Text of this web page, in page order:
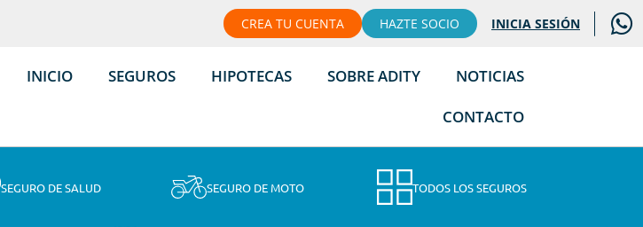
CREA TU CUENTA HAZTE SOCIO INICIA SESIÓN
INICIO SEGUROS HIPOTECAS SOBRE ADITY
NOTICIAS
CONTACTO
SEGURO DE SALUD SEGURO DE MOTO TODOS LOS SEGUROS